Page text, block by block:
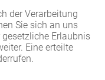
der Verarbeitung
Sie sich an uns
Erlaubnis
Eine erteilte